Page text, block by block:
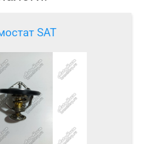
SAT